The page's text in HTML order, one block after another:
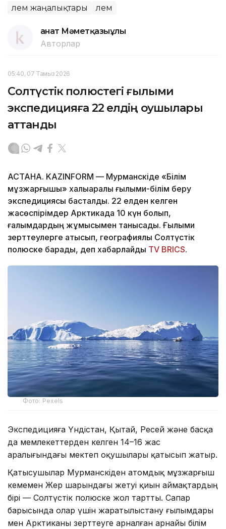
Әлем жаңалықтары Әлем
Қанат Мәметқазыұлы
Авторлар
05:40, 07 Тамыз 2026
Солтүстік полюстегі ғылыми
экспедицияға 22 елдің оқушылары
аттанды
АСТАНА. KAZINFORM — Мурманскіде «Білім
мұзжарғышы» халықаралық ғылыми-білім беру
экспедициясы басталды. 22 елден келген
жасөспірімдер Арктикада 10 күн болып,
ғалымдардың жұмысымен танысады. Ғылыми
зерттеулерге қатысып, географиялық Солтүстік
полюске барады, деп хабарлайды TV BRICS.
Фото: Pexels
Экспедицияға Үндістан, Қытай, Ресей және басқа
да мемлекеттерден келген 14–16 жас
аралығындағы мектеп оқушылары қатысып жатыр.
Қатысушылар Мурманскіден атомдық мұзжарғыш
кемемен Жер шарындағы жетуі қиын аймақтардың
бірі — Солтүстік полюске жол тартты. Сапар
барысында олар үшін жаратылыстану ғылымдары
мен Арктиканы зерттеуге арналған арнайы білім